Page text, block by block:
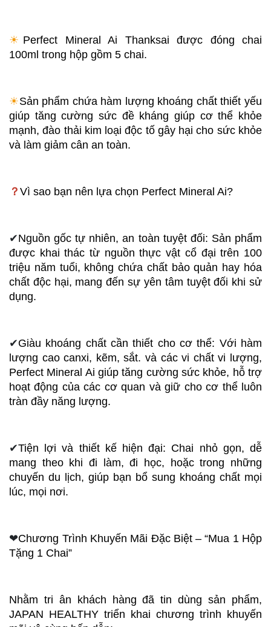
☀︎ Perfect Mineral Ai Thanksai được đóng chai
100ml trong hộp gồm 5 chai.
☀︎Sản phẩm chứa hàm lượng khoáng chất thiết yếu
giúp tăng cường sức đề kháng giúp cơ thể khỏe
mạnh, đào thải kim loại độc tố gây hại cho sức khỏe
và làm giảm cân an toàn.
？ Vì sao bạn nên lựa chọn Perfect Mineral Ai?
✔Nguồn gốc tự nhiên, an toàn tuyệt đối: Sản phẩm
được khai thác từ nguồn thực vật cổ đại trên 100
triệu năm tuổi, không chứa chất bảo quản hay hóa
chất độc hại, mang đến sự yên tâm tuyệt đối khi sử
dụng.
✔Giàu khoáng chất cần thiết cho cơ thể: Với hàm
lượng cao canxi, kẽm, sắt. và các vi chất vi lượng,
Perfect Mineral Ai giúp tăng cường sức khỏe, hỗ trợ
hoạt động của các cơ quan và giữ cho cơ thể luôn
tràn đầy năng lượng.
✔Tiện lợi và thiết kế hiện đại: Chai nhỏ gọn, dễ
mang theo khi đi làm, đi học, hoặc trong những
chuyến du lịch, giúp bạn bổ sung khoáng chất mọi
lúc, mọi nơi.
❤Chương Trình Khuyến Mãi Đặc Biệt – “Mua 1 Hộp
Tặng 1 Chai”
Nhằm tri ân khách hàng đã tin dùng sản phẩm,
JAPAN HEALTHY triển khai chương trình khuyến